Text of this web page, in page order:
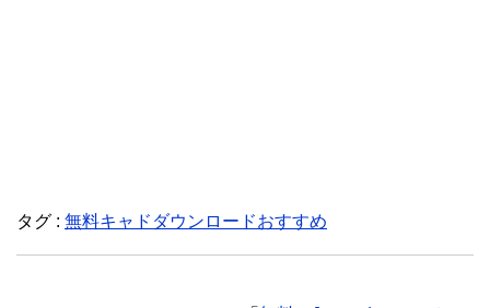
タグ : 無料キャドダウンロードおすすめ